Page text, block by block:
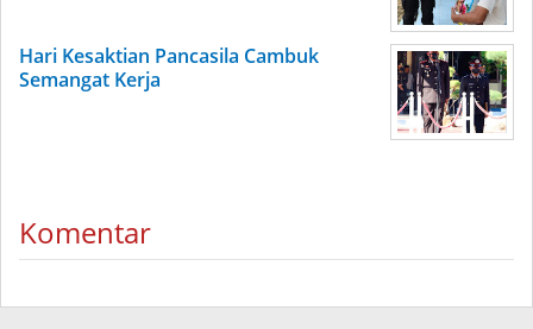
Hari Kesaktian Pancasila Cambuk
Semangat Kerja
Komentar